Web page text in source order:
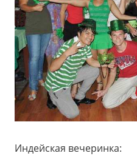
Индейская вечеринка: